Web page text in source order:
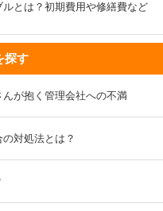
とは？初期費用や修繕費など
探す
が抱く管理会社への不満
対処法とは？